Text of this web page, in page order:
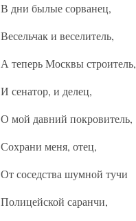
В дни былые сорванец,
Весельчак и веселитель,
А теперь Москвы строитель,
И сенатор, и делец,
О мой давний покровитель,
Сохрани меня, отец,
От соседства шумной тучи
Полицейской саранчи,